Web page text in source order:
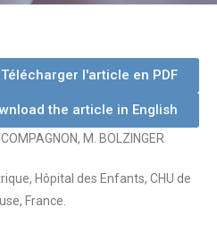
Télécharger l'article en PDF
the article in English
M. BOLZINGER
Hôpital des Enfants, CHU de
France.